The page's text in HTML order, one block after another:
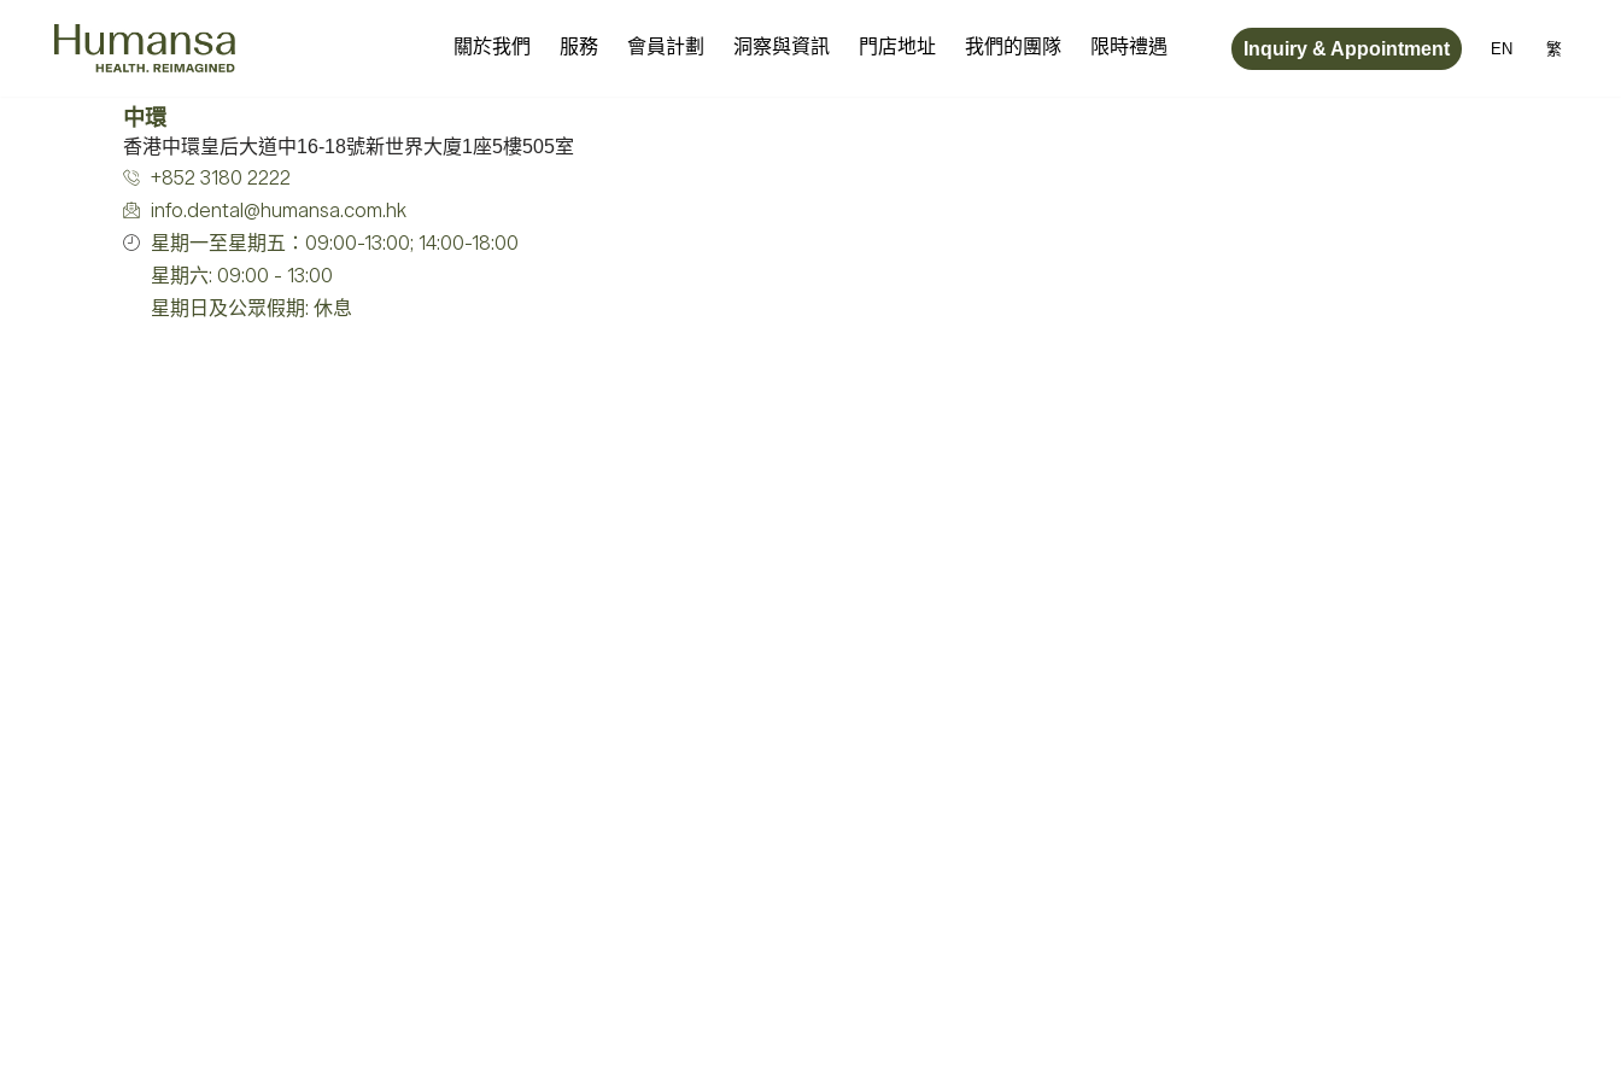
關於我們 服務 會員計劃 洞察與資訊 門店地址 我們的團隊 限時禮遇 Inquiry & Appointment EN 繁
中環
香港中環皇后大道中16-18號新世界大廈1座5樓505室
+852 3180 2222
info.dental@humansa.com.hk
星期一至星期五：09:00-13:00; 14:00-18:00
星期六: 09:00 - 13:00
星期日及公眾假期: 休息